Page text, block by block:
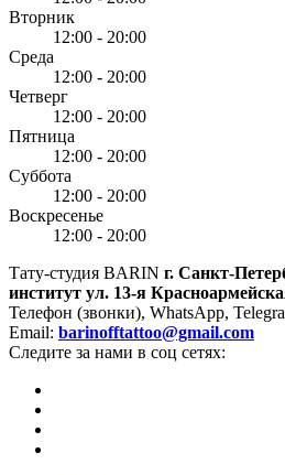
Вторник
12:00 - 20:00
Среда
12:00 - 20:00
Четверг
12:00 - 20:00
Пятница
12:00 - 20:00
Суббота
12:00 - 20:00
Воскресенье
12:00 - 20:00
Тату-студия BARIN г. Санкт-
институт ул. 13-я
Телефон (звонки), WhatsApp,
Email: barinofftattoo@gmail.com
Следите за нами в соц сетях: